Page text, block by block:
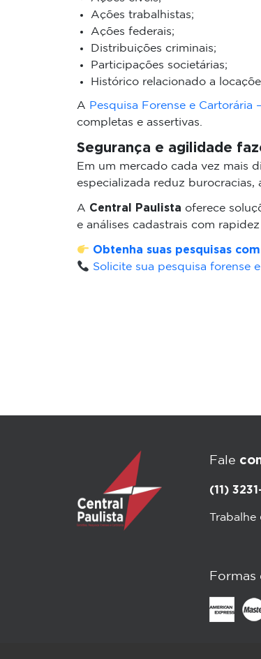
Ações trabalhistas;
Ações federais;
Distribuições criminais;
Participações societárias;
Histórico relacionado a
A Pesquisa Forense e Cartorária
completas e assertivas.
Segurança e agilidade
Em um mercado cada vez mais
especializada reduz burocracias,
A Central Paulista oferece
e análises cadastrais com
Obtenha suas pesquisas
Solicite sua pesquisa forense
Fale
(11)
Trabalhe
Formas